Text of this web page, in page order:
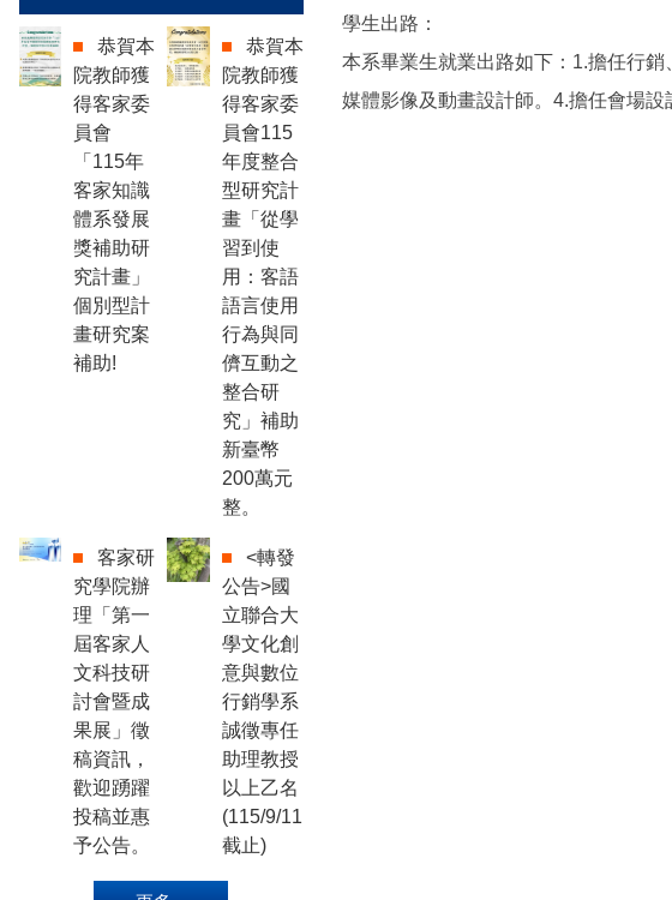
恭賀本
院教師獲
得客家委
員會
「115年
客家知識
體系發展
獎補助研
究計畫」
個別型計
畫研究案
補助!
恭賀本
院教師獲
得客家委
員會115
年度整合
型研究計
畫「從學
習到使
用：客語
語言使用
行為與同
儕互動之
整合研
究」補助
新臺幣
200萬元
整。
客家研
究學院辦
理「第一
屆客家人
文科技研
討會暨成
果展」徵
稿資訊，
歡迎踴躍
投稿並惠
予公告。
<轉發
公告>國
立聯合大
學文化創
意與數位
行銷學系
誠徵專任
助理教授
以上乙名
(115/9/11
截止)
學生出路：
本系畢業生就業出路如下：1.擔任行
媒體影像及動畫設計師。4.擔任會場設